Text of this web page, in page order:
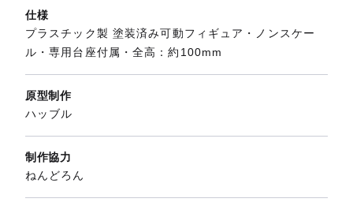
仕様
プラスチック製 塗装済み可動フィギュア・ノンスケー
ル・専用台座付属・全高：約100mm
原型制作
ハッブル
制作協力
ねんどろん